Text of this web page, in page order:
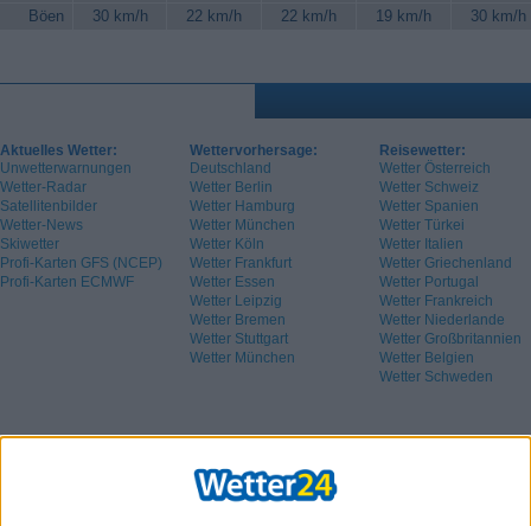
Böen
30 km/h 22 km/h 22 km/h 19 km/h 30 km/h
Aktuelles Wetter:
Unwetterwarnungen
Wetter-Radar
Satellitenbilder
Wetter-News
Skiwetter
Profi-Karten GFS (NCEP)
Profi-Karten ECMWF
Wettervorhersage:
Deutschland
Wetter Berlin
Wetter Hamburg
Wetter München
Wetter Köln
Wetter Frankfurt
Wetter Essen
Wetter Leipzig
Wetter Bremen
Wetter Stuttgart
Wetter München
Reisewetter:
Wetter Österreich
Wetter Schweiz
Wetter Spanien
Wetter Türkei
Wetter Italien
Wetter Griechenland
Wetter Portugal
Wetter Frankreich
Wetter Niederlande
Wetter Großbritannien
Wetter Belgien
Wetter Schweden